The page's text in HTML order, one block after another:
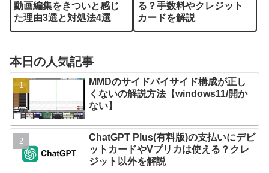
動画編集をきついと感じ
た理由3選と対処法4選
る？手数料やクレジット
カードを解説
本日の人気記事
MMDのサイドバイサイド構成が正し
くないの解説方法【windows11/開か
ない】
ChatGPT Plus(有料版)の支払いにデビ
ットカードやVプリカは使える？クレ
ジット以外を解説